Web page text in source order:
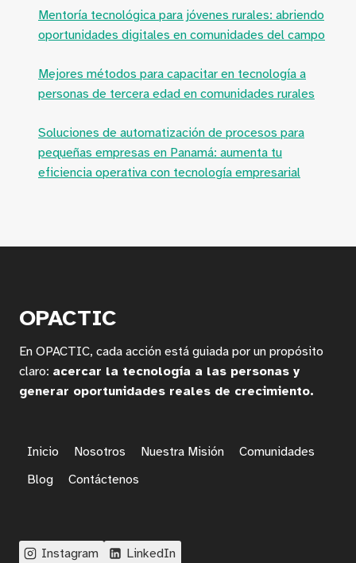
Mentoría tecnológica para jóvenes rurales: abriendo
oportunidades digitales en comunidades del campo
Mejores métodos para capacitar en tecnología a
personas de tercera edad en comunidades rurales
Soluciones de automatización de procesos para
pequeñas empresas en Panamá: aumenta tu
eficiencia operativa con tecnología empresarial
OPACTIC
En OPACTIC, cada acción está guiada por un propósito
claro: acercar la tecnología a las personas y
generar oportunidades reales de crecimiento.
Inicio Nosotros Nuestra Misión
Comunidades
Blog
Contáctenos
Instagram LinkedIn